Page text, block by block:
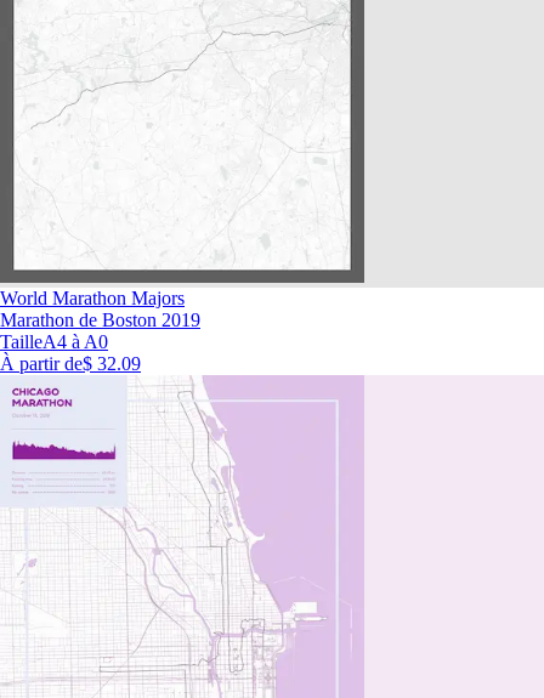
World Marathon Majors
Marathon de Boston 2019
TailleA4 à A0
À partir de$ 32.09